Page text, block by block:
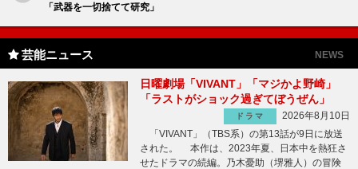
「武器を一切捨てて研究」
芸能ニュース NEWS
日曜劇場「VIVANT」「マジかよ野崎」
「ラストがショック過ぎてぼうぜん」
ドラマ
2026年8月10日
「VIVANT」（TBS系）の第13話が9日に放送
された。 本作は、2023年夏、日本中を熱狂さ
せたドラマの続編。乃木憂助（堺雅人）の冒険